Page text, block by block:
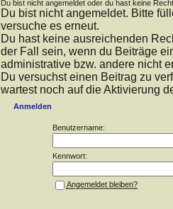
Du bist nicht angemeldet oder du hast keine
Du bist nicht angemeldet. Bitte
versuche es erneut.
Du hast keine ausreichenden
der Fall sein, wenn du Beiträge
administrative bzw. andere nicht
Du versuchst einen Beitrag zu
wartest noch auf die Aktivierung
Anmelden
Benutzername:
Kennwort:
Angemeldet bleiben?